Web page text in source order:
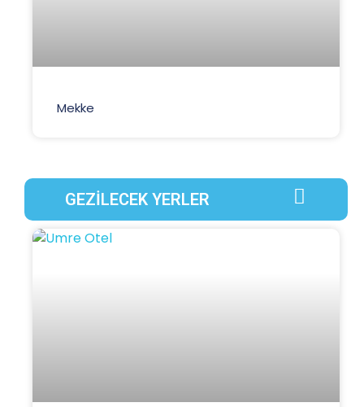
Mekke
GEZİLECEK YERLER